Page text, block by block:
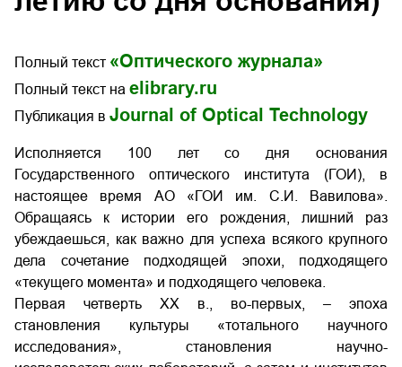
Полный текст «Оптического журнала»
Полный текст на elibrary.ru
Публикация в Journal of Optical Technology
Исполняется 100 лет со дня основания
Государственного оптического института (ГОИ), в
настоящее время АО «ГОИ им. С.И. Вавилова».
Обращаясь к истории его рождения, лишний раз
убеждаешься, как важно для успеха всякого крупного
дела сочетание подходящей эпохи, подходящего
«текущего момента» и подходящего человека.
Первая четверть XX в., во-первых, – эпоха
становления культуры «тотального научного
исследования», становления научно-